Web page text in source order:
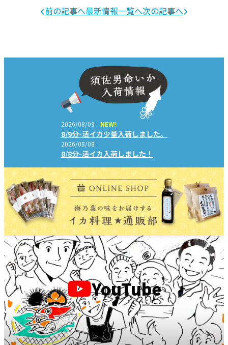
前の記事へ最新情報一覧へ次の記事へ
2026/08/09 NEW!
8/9分-活イカ少量入荷しました。
2026/08/08
8/8分-活イカ入荷しました！
YouTube